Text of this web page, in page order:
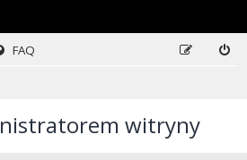
FAQ
witryny